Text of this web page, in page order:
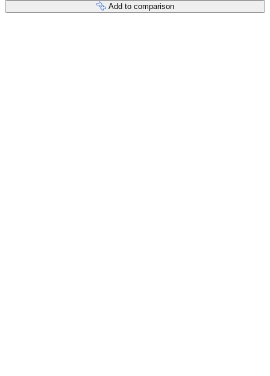
Add to comparison